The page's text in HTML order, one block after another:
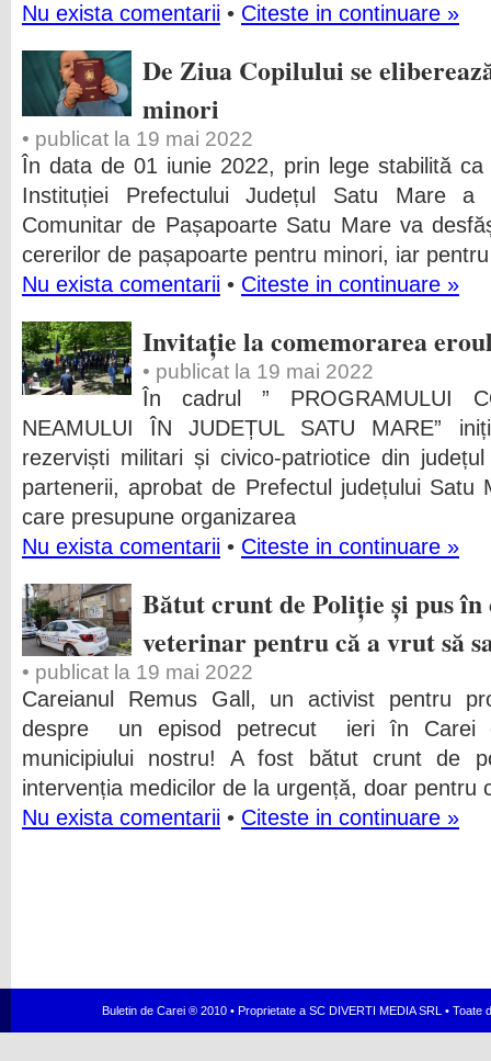
Nu exista comentarii • Citeste in continuare »
De Ziua Copilului se
minori
• publicat la 19 mai 2022
În data de 01 iunie 2022, prin lege stabilită
Instituției Prefectului Județul Satu Mare a
Comunitar de Pașapoarte Satu Mare va
cererilor de pașapoarte pentru minori, iar
Nu exista comentarii • Citeste in continuare »
Invitație la comemorarea
• publicat la 19 mai 2022
În cadrul ” PROGRAMULUI
NEAMULUI ÎN JUDEȚUL SATU MARE”
rezerviști militari și civico-patriotice din
partenerii, aprobat de Prefectul județului Satu
care presupune organizarea
Nu exista comentarii • Citeste in continuare »
Bătut crunt de Poliție și pus în
veterinar pentru că a vrut să
• publicat la 19 mai 2022
Careianul Remus Gall, un activist pentru
despre un episod petrecut ieri în Carei
municipiului nostru! A fost bătut crunt de
intervenția medicilor de la urgență, doar
Nu exista comentarii • Citeste in continuare »
Buletin de Carei ® 2010 • Proprietate a SC DIVERTI MEDIA SRL •